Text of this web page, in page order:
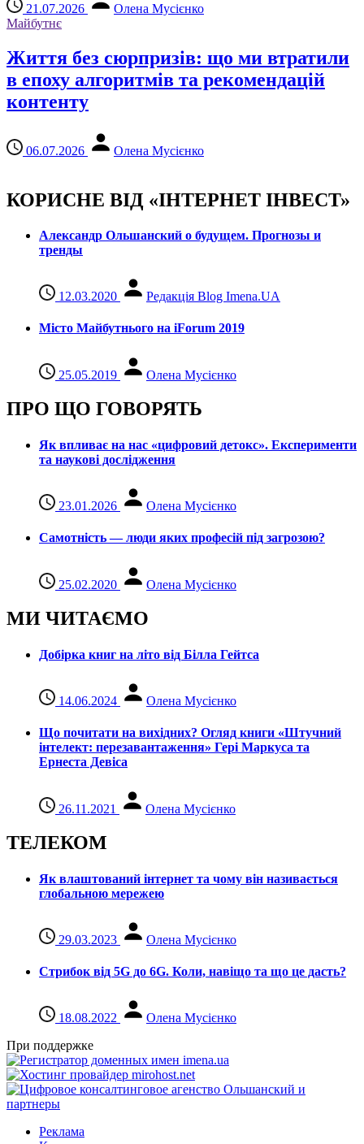
21.07.2026
Олена Мусієнко
Майбутнє
Життя без сюрпризів: що ми втратили
в епоху алгоритмів та рекомендацій
контенту
06.07.2026 Олена Мусієнко
КОРИСНЕ ВІД «ІНТЕРНЕТ ІНВЕСТ»
Александр Ольшанский о будущем. Прогнозы и
тренды
12.03.2020 Редакція Blog Imena.UA
Місто Майбутнього на iForum 2019
25.05.2019 Олена Мусієнко
ПРО ЩО ГОВОРЯТЬ
Як впливає на нас «цифровий детокс». Експерименти
та наукові дослідження
23.01.2026 Олена Мусієнко
Самотність — люди яких професій під загрозою?
25.02.2020 Олена Мусієнко
МИ ЧИТАЄМО
Добірка книг на літо від Білла Гейтса
14.06.2024 Олена Мусієнко
Що почитати на вихідних? Огляд книги «Штучний
інтелект: перезавантаження» Гері Маркуса та
Ернеста Девіса
26.11.2021 Олена Мусієнко
ТЕЛЕКОМ
Як влаштований інтернет та чому він називається
глобальною мережею
29.03.2023 Олена Мусієнко
Стрибок від 5G до 6G. Коли, навіщо та що це даcть?
18.08.2022
Олена Мусієнко
При поддержке
Реклама